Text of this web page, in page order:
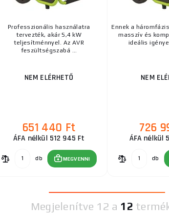
Professzionális használatra
tervezték, akár 5,4 kW
teljesítménnyel. Az AVR
feszültségszabá ...
NEM ELÉRHETŐ
651 440 Ft
ÁFA nélkül 512 945 Ft
db MEGVENNI
Ennek a
masszív és
ideális
NEM
726
ÁFA nélkül
db
Megjelenítve 12 a 12